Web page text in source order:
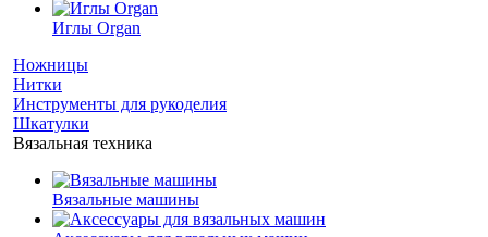
Иглы Organ
Ножницы
Нитки
Инструменты для рукоделия
Шкатулки
Вязальная техника
Вязальные машины